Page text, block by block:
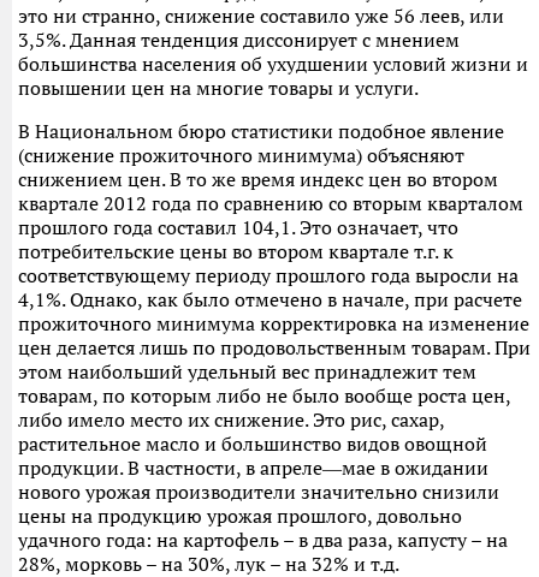
это ни странно, снижение составило уже 56 леев, или
3,5%. Данная тенденция диссонирует с мнением
большинства населения об ухудшении условий жизни и
повышении цен на многие товары и услуги.
В Национальном бюро статистики подобное явление
(снижение прожиточного минимума) объясняют
снижением цен. В то же время индекс цен во втором
квартале 2012 года по сравнению со вторым кварталом
прошлого года составил 104,1. Это означает, что
потребительские цены во втором квартале т.г. к
соответствующему периоду прошлого года выросли на
4,1%. Однако, как было отмечено в начале, при расчете
прожиточного минимума корректировка на изменение
цен делается лишь по продовольственным товарам. При
этом наибольший удельный вес принадлежит тем
товарам, по которым либо не было вообще роста цен,
либо имело место их снижение. Это рис, сахар,
растительное масло и большинство видов овощной
продукции. В частности, в апреле―мае в ожидании
нового урожая производители значительно снизили
цены на продукцию урожая прошлого, довольно
удачного года: на картофель – в два раза, капусту – на
28%, морковь – на 30%, лук – на 32% и т.д.